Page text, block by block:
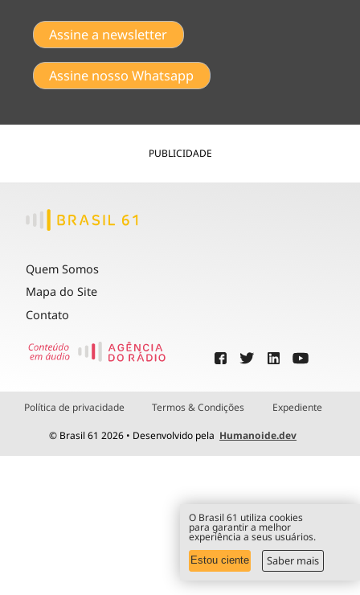
Assine a newsletter
Assine nosso Whatsapp
PUBLICIDADE
Quem Somos
Mapa do Site
Contato
Política de privacidade Termos & Condições Expediente
© Brasil 61 2026 • Desenvolvido pela Humanoide.dev
O Brasil 61 utiliza cookies
para garantir a melhor
experiência a seus usuários.
Estou ciente Saber mais